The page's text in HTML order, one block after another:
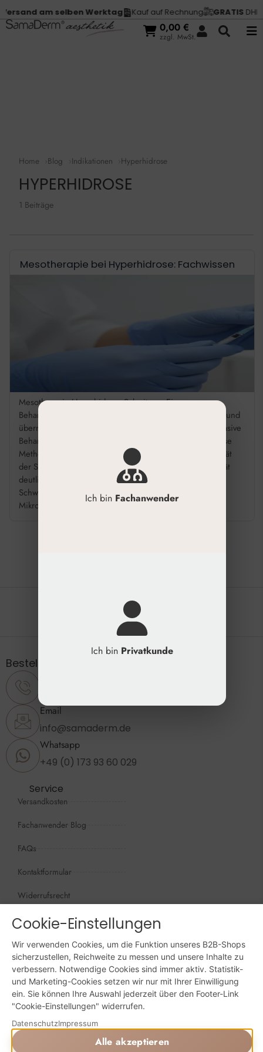
am selben Werktag Kauf auf Rechnung GRATISDHL
0,00 €
zzgl. MwSt.
Home Blog Indikationen Hyperhidrose
HYPERHIDROSE
1 Beiträge
Mesotherapie bei Hyperhidrose: Fachwissen
Mesotherapie Hyperhidrose Schwitzen: Eine
Behandlungsoption Die Mesotherapie bei Hyperhidrose und
übermäßigem Schwitzen stellt eine effektive, minimalinvasive
Behandlungsoption dar. In unserer Praxis nutzen wir diese
Methode, um durch gezielte Mikroinjektionen die Aktivität
der Schweißdrüsen zu regulieren und Ihre Lebensqualität
deutlich zu verbessern. Reduziert gezielt übermäßiges
Schwitzen an Achseln, Händen oder Füßen. Wirkt durch
Mikroinjektionen eines Wirkstoffcocktails […]
Die natürliche Schönheit erhalten
Bestellung & Support
Email
info@samaderm.de
Whatsapp
+49 (0) 173 93 60 029
Service
Versandkosten
Fachanwender Blog
FAQs
Kontaktformular
Widerrufsrecht
Öffnungszeiten
Wir sind persönlich, für Sie da:
Mo - Do: 09:00 - 16:00 Uhr
Fr: 09:00 - 15:00 Uhr
Sa + So: geschlossen
Online bestellen: 24/7
Ich bin Fachanwender
Ich bin Privatkunde
Cookie-Einstellungen
Wir verwenden Cookies, um die Funktion unseres B2B-Shops
sicherzustellen, Reichweite zu messen und unsere Inhalte zu
verbessern. Notwendige Cookies sind immer aktiv. Statistik-
und Marketing-Cookies setzen wir nur mit Ihrer Einwilligung
ein. Sie können Ihre Auswahl jederzeit über den Footer-Link
"Cookie-Einstellungen" widerrufen.
DatenschutzImpressum
Alle akzeptieren